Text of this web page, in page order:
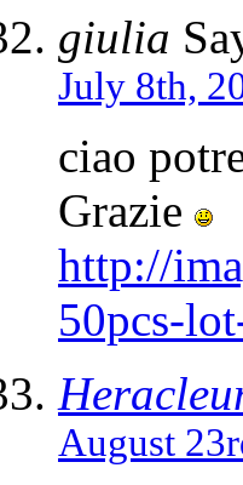
giulia
July 8th,
ciao
Grazie
http://
50pcs-
August